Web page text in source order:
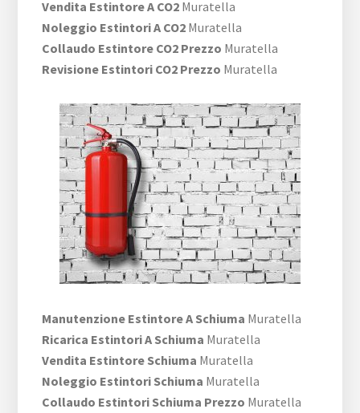
Vendita Estintore A CO2 Muratella
Noleggio Estintori A CO2 Muratella
Collaudo Estintore CO2 Prezzo Muratella
Revisione Estintori CO2 Prezzo Muratella
Manutenzione Estintore A Schiuma Muratella
Ricarica Estintori A Schiuma Muratella
Vendita Estintore Schiuma Muratella
Noleggio Estintori Schiuma Muratella
Collaudo Estintori Schiuma Prezzo Muratella